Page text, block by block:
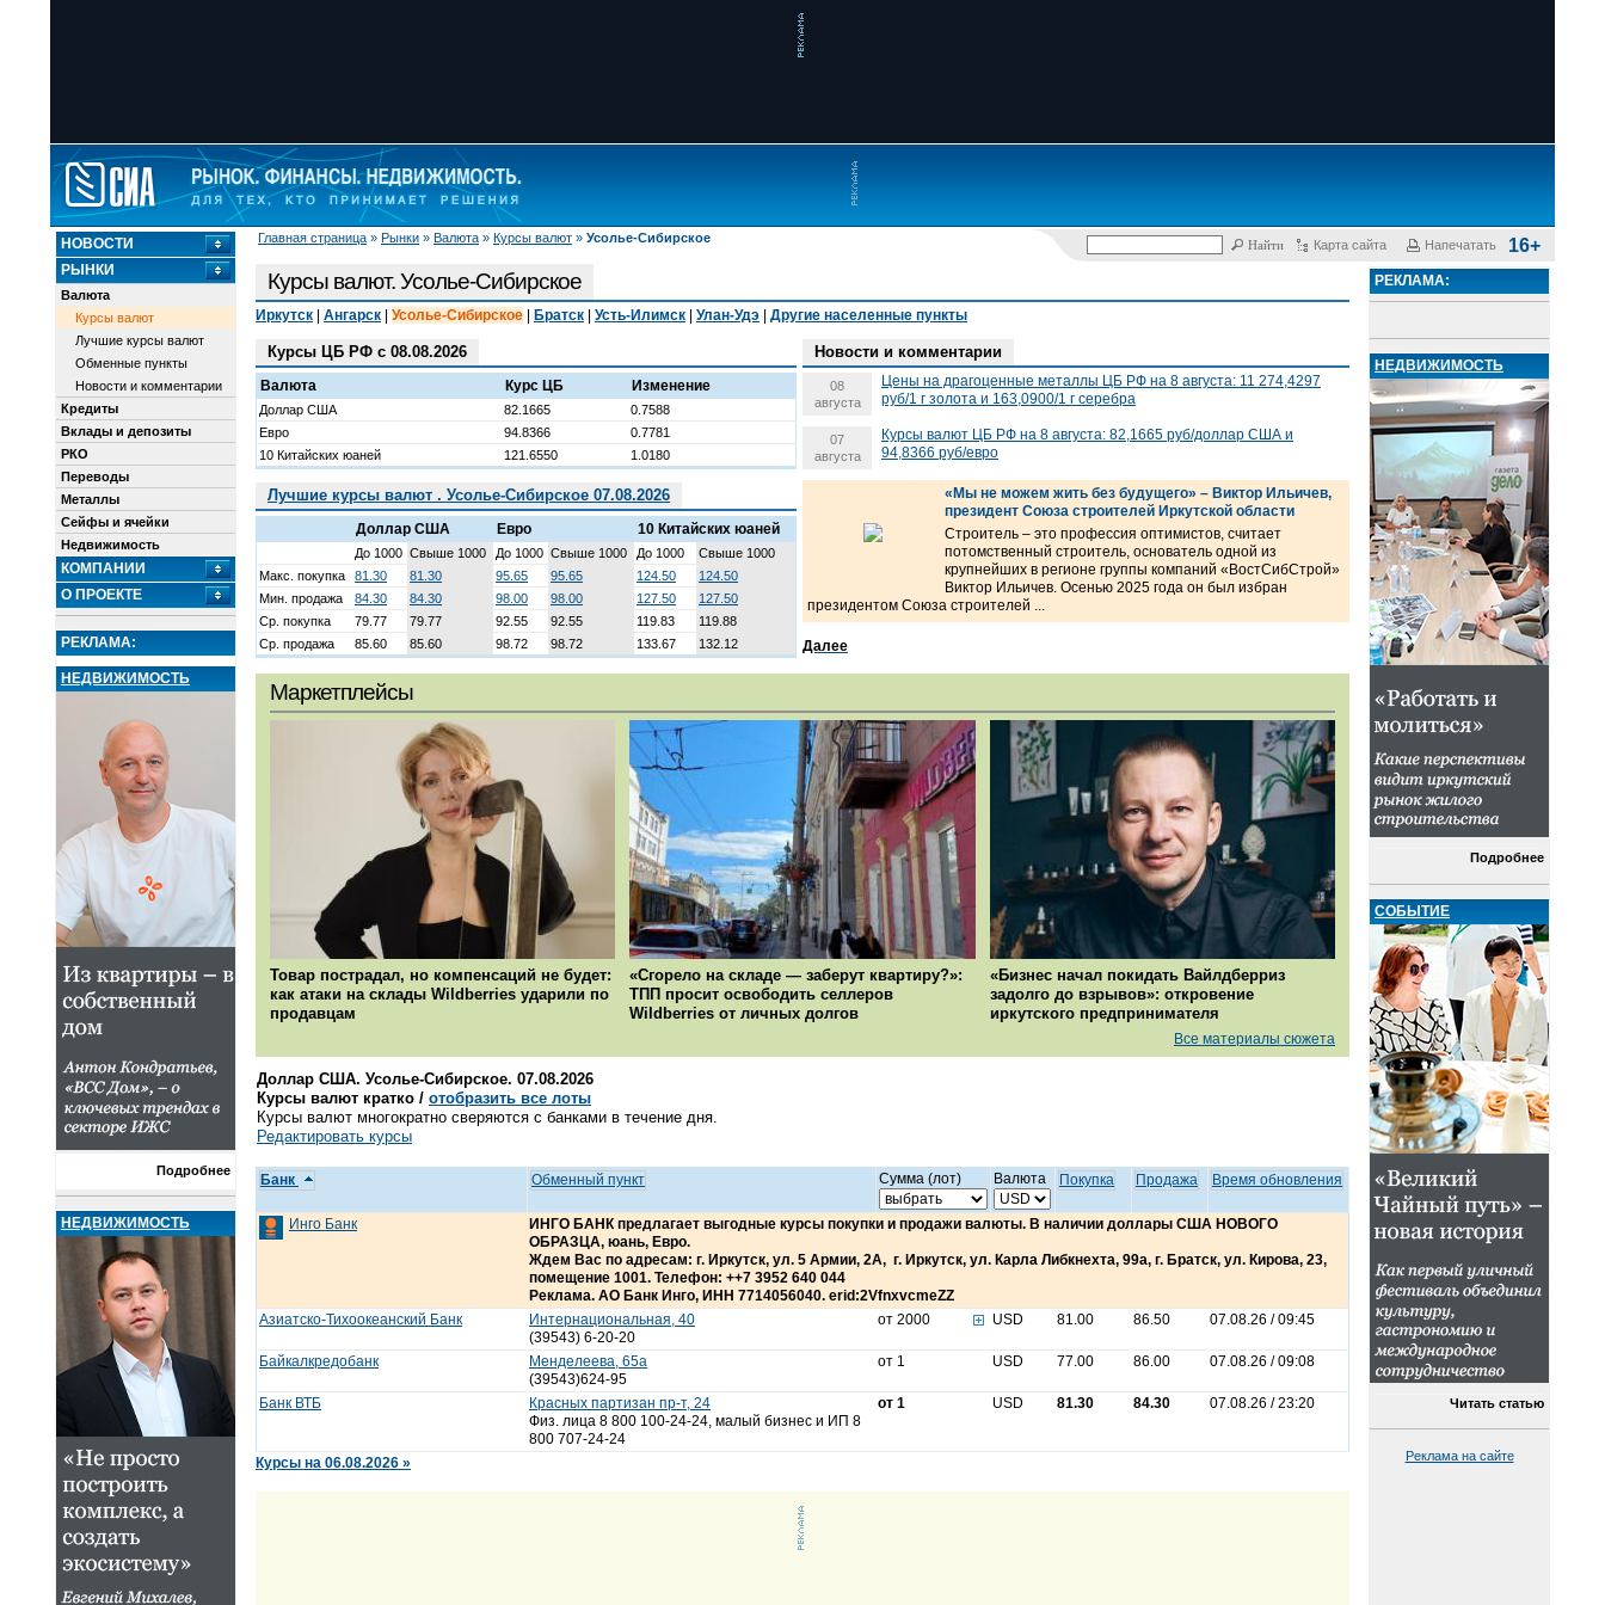
Главная страница » Рынки » Валюта » Курсы валют » Усолье-Сибирское
Карта сайта Напечатать 16+
НОВОСТИ
РЫНКИ
Валюта
Курсы валют
Лучшие курсы валют
Обменные пункты
Новости и комментарии
Кредиты
Вклады и депозиты
РКО
Переводы
Металлы
Сейфы и ячейки
Недвижимость
КОМПАНИИ
О ПРОЕКТЕ
РЕКЛАМА:
НЕДВИЖИМОСТЬ
Подробнее
НЕДВИЖИМОСТЬ
Курсы валют. Усолье-Сибирское
Иркутск Ангарск Усолье-Сибирское Братск Усть-Илимск Улан-Удэ Другие населенные пункты
Курсы ЦБ РФ с 08.08.2026
Валюта Курс ЦБ Изменение
Доллар США 82.1665
0.7588
Евро
94.8366
0.7781
10 Китайских юаней
121.6550 1.0180
Новости и комментарии
08
августа
Цены на драгоценные металлы ЦБ РФ на 8 августа: 11 274,4297
руб/1 г золота и 163,0900/1 г серебра
07
августа
Курсы валют ЦБ РФ на 8 августа: 82,1665 руб/доллар США и
94,8366 руб/евро
«Мы не можем жить без будущего» – Виктор Ильичев,
президент Союза строителей Иркутской области
Строитель – это профессия оптимистов, считает
потомственный строитель, основатель одной из
крупнейших в регионе группы компаний «ВостСибСтрой»
Виктор Ильичев. Осенью 2025 года он был избран
президентом Союза строителей ...
Далее
Лучшие курсы валют . Усолье-Сибирское 07.08.2026
Доллар США Евро 10 Китайских юаней
До 1000 Свыше 1000 До 1000 Свыше 1000 До 1000
Свыше 1000
Макс. покупка
81.30 81.30 95.65 95.65 124.50
124.50
Мин. продажа
84.30 84.30 98.00 98.00 127.50
127.50
Ср. покупка
79.77 79.77 92.55 92.55 119.83
119.88
Ср. продажа
85.60 85.60 98.72 98.72 133.67 132.12
Маркетплейсы
Товар пострадал, но компенсаций не будет:
как атаки на склады Wildberries ударили по
продавцам
«Сгорело на складе — заберут квартиру?»:
ТПП просит освободить селлеров
Wildberries от личных долгов
«Бизнес начал покидать Вайлдберриз
задолго до взрывов»: откровение
иркутского предпринимателя
Все материалы сюжета
Доллар США. Усолье-Сибирское. 07.08.2026
Курсы валют кратко / отобразить все лоты
Курсы валют многократно сверяются с банками в течение дня.
Редактировать курсы
Банк Обменный пункт Сумма (лот) Валюта Покупка Продажа Время обновления
Инго Банк
ИНГО БАНК предлагает выгодные курсы покупки и продажи валюты. В наличии доллары США НОВОГО
ОБРАЗЦА, юань, Евро.
Ждем Вас по адресам: г. Иркутск, ул. 5 Армии, 2А, г. Иркутск, ул. Карла Либкнехта, 99а, г. Братск, ул. Кирова, 23,
помещение 1001. Телефон: ++7 3952 640 044
Реклама. АО Банк Инго, ИНН 7714056040. erid:2VfnxvcmeZZ
Азиатско-Тихоокеанский Банк
Интернациональная, 40
(39543) 6-20-20
от 2000 USD 81.00 86.50 07.08.26 / 09:45
Байкалкредобанк
Менделеева, 65а
(39543)624-95
от 1 USD 77.00 86.00 07.08.26 / 09:08
Банк ВТБ
Красных партизан пр-т, 24
Физ. лица 8 800 100-24-24, малый бизнес и ИП 8
800 707-24-24
от 1 USD 81.30 84.30 07.08.26 / 23:20
Курсы на 06.08.2026 »
РЕКЛАМА:
НЕДВИЖИМОСТЬ
Подробнее
СОБЫТИЕ
Читать статью
Реклама на сайте